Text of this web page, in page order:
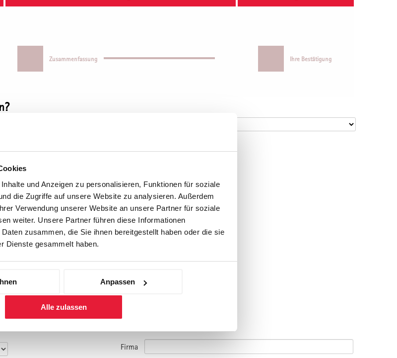
und Anzeigen zu personalisieren, Funktionen für soziale
die Zugriffe auf unsere Website zu analysieren. Außerdem
Verwendung unserer Website an unsere Partner für soziale
weiter. Unsere Partner führen diese Informationen
zusammen, die Sie ihnen bereitgestellt haben oder die sie
Dienste gesammelt haben.
Anpassen
Alle zulassen
Zusammenfassung Ihre Bestätigung
Firma